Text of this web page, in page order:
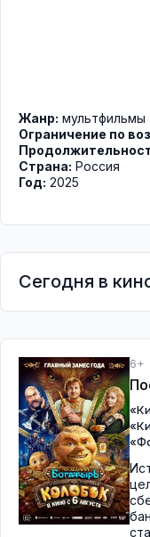
Жанр: мультфильмы
Ограничение по
Страна: Россия
Год: 2025
Сегодня в
6+